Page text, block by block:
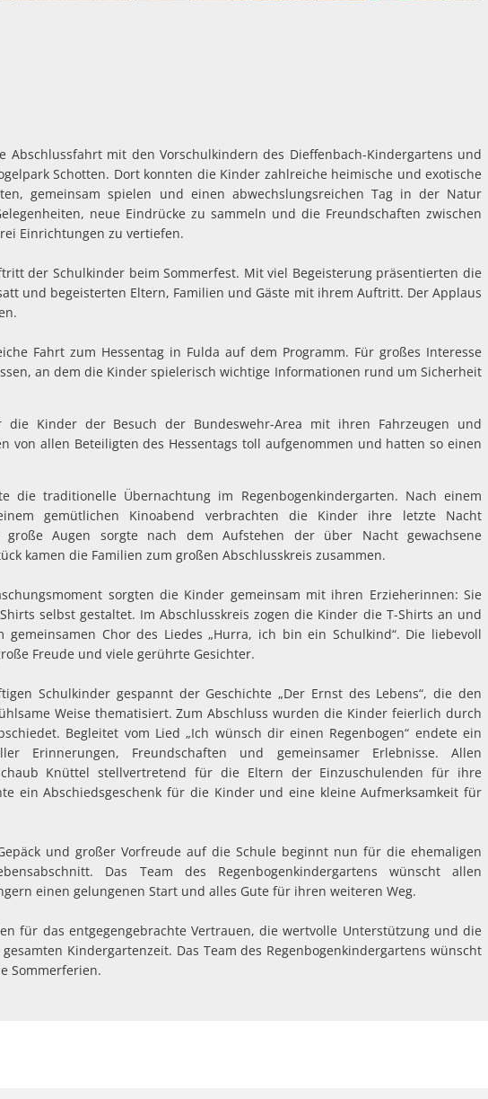
Abschlussfahrt mit den Vorschulkindern des Dieffenbach-Kindergartens und
Schotten. Dort konnten die Kinder zahlreiche heimische und exotische
gemeinsam spielen und einen abwechslungsreichen Tag in der Natur
neue Eindrücke zu sammeln und die Freundschaften zwischen
Einrichtungen zu vertiefen.
der Schulkinder beim Sommerfest. Mit viel Begeisterung präsentierten die
und begeisterten Eltern, Familien und Gäste mit ihrem Auftritt. Der Applaus
Fahrt zum Hessentag in Fulda auf dem Programm. Für großes Interesse
an dem die Kinder spielerisch wichtige Informationen rund um Sicherheit
die Kinder der Besuch der Bundeswehr-Area mit ihren Fahrzeugen und
von allen Beteiligten des Hessentags toll aufgenommen und hatten so einen
die traditionelle Übernachtung im Regenbogenkindergarten. Nach einem
gemütlichen Kinoabend verbrachten die Kinder ihre letzte Nacht
Augen sorgte nach dem Aufstehen der über Nacht gewachsene
kamen die Familien zum großen Abschlusskreis zusammen.
sorgten die Kinder gemeinsam mit ihren Erzieherinnen: Sie
selbst gestaltet. Im Abschlusskreis zogen die Kinder die T-Shirts an und
Chor des Liedes „Hurra, ich bin ein Schulkind“. Die liebevoll
Freude und viele gerührte Gesichter.
Schulkinder gespannt der Geschichte „Der Ernst des Lebens“, die den
Weise thematisiert. Zum Abschluss wurden die Kinder feierlich durch
Begleitet vom Lied „Ich wünsch dir einen Regenbogen“ endete ein
Erinnerungen, Freundschaften und gemeinsamer Erlebnisse. Allen
Knüttel stellvertretend für die Eltern der Einzuschulenden für ihre
ein Abschiedsgeschenk für die Kinder und eine kleine Aufmerksamkeit für
und großer Vorfreude auf die Schule beginnt nun für die ehemaligen
Das Team des Regenbogenkindergartens wünscht allen
einen gelungenen Start und alles Gute für ihren weiteren Weg.
für das entgegengebrachte Vertrauen, die wertvolle Unterstützung und die
Kindergartenzeit. Das Team des Regenbogenkindergartens wünscht
Sommerferien.